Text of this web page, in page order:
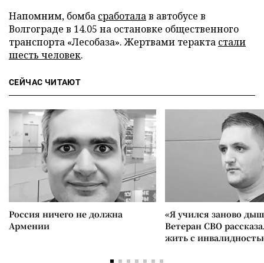
Напомним, бомба сработалав автобусе в
Волгограде в 14.05 на остановке общественного
транспорта «Лесобаза». Жертвами теракта стали
шесть человек.
СЕЙЧАС ЧИТАЮТ
Россия ничего не должна
Армении
«Я учился заново
Ветеран СВО
жить с